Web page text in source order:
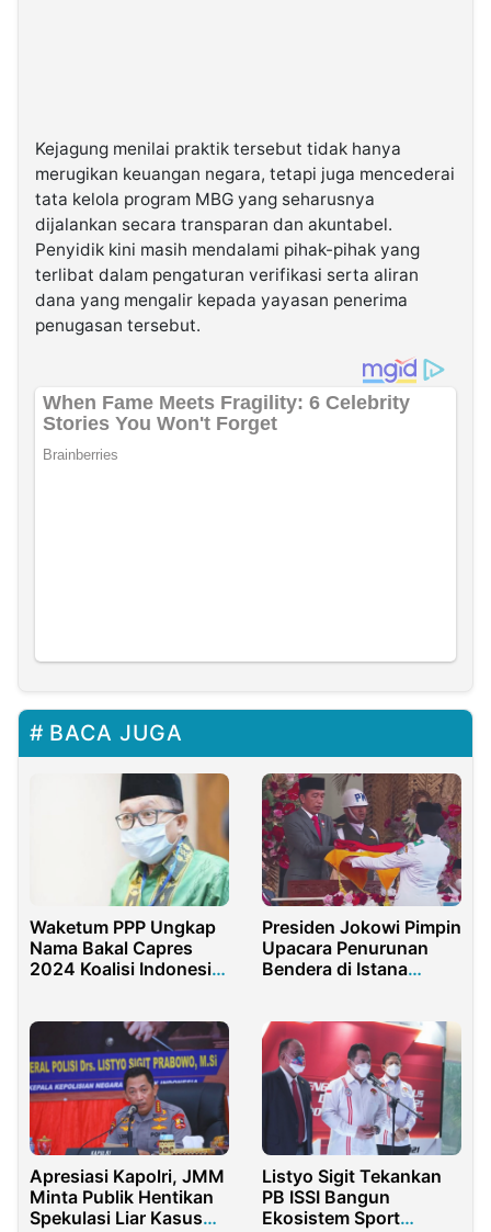
Kejagung menilai praktik tersebut tidak hanya
merugikan keuangan negara, tetapi juga mencederai
tata kelola program MBG yang seharusnya
dijalankan secara transparan dan akuntabel.
Penyidik kini masih mendalami pihak-pihak yang
terlibat dalam pengaturan verifikasi serta aliran
dana yang mengalir kepada yayasan penerima
penugasan tersebut.
BACA JUGA
Waketum PPP Ungkap
Nama Bakal Capres
2024 Koalisi Indonesia
Presiden Jokowi Pimpin
Upacara Penurunan
Bendera di Istana
Apresiasi Kapolri, JMM
Minta Publik Hentikan
Spekulasi Liar Kasus
Listyo Sigit Tekankan
PB ISSI Bangun
Ekosistem Sport